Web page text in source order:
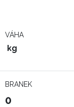
VÁHA
kg
BRANEK
0